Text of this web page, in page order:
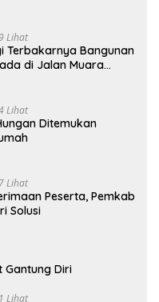
Lihat
Terbakarnya Bangunan
di Jalan Muara
Lihat
Ditemukan
Lihat
Peserta, Pemkab
Solusi
Gantung Diri
Lihat